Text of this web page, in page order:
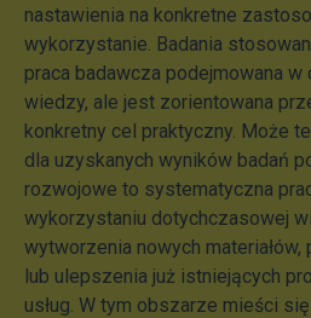
nastawienia na konkretne
wykorzystanie. Badania
praca badawcza podejmowana
wiedzy, ale jest zorientowana
konkretny cel praktyczny. Może
dla uzyskanych wyników badań
rozwojowe to systematyczna
wykorzystaniu dotychczasowej
wytworzenia nowych
lub ulepszenia już istniejących
usług. W tym obszarze mieści